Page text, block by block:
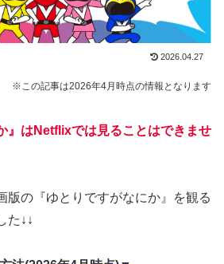
2026.04.27
※この記事は2026年4月時点の情報となります
』はNetflixでは見ることはできませ
版の『ゆとりですがなにか』を観る
た↓↓